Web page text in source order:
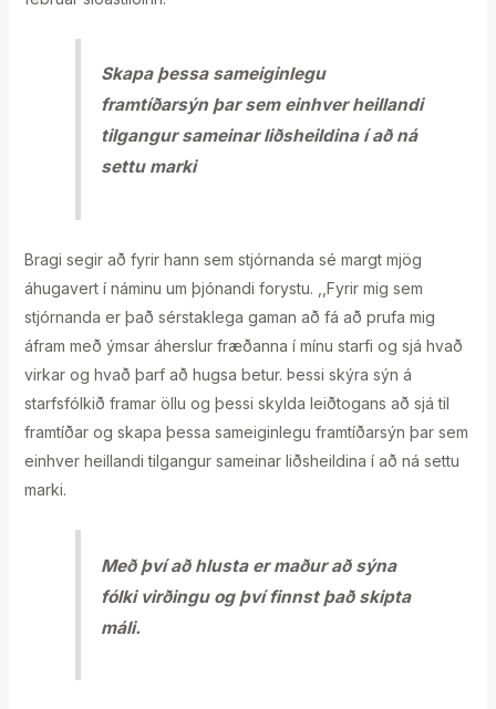
Skapa þessa sameiginlegu
framtíðarsýn þar sem einhver heillandi
tilgangur sameinar liðsheildina í að ná
settu marki
Bragi segir að fyrir hann sem stjórnanda sé margt mjög
áhugavert í náminu um þjónandi forystu. ,,Fyrir mig sem
stjórnanda er það sérstaklega gaman að fá að prufa mig
áfram með ýmsar áherslur fræðanna í mínu starfi og sjá hvað
virkar og hvað þarf að hugsa betur. Þessi skýra sýn á
starfsfólkið framar öllu og þessi skylda leiðtogans að sjá til
framtíðar og skapa þessa sameiginlegu framtíðarsýn þar sem
einhver heillandi tilgangur sameinar liðsheildina í að ná settu
marki.
Með því að hlusta er maður að sýna
fólki virðingu og því finnst það skipta
máli.